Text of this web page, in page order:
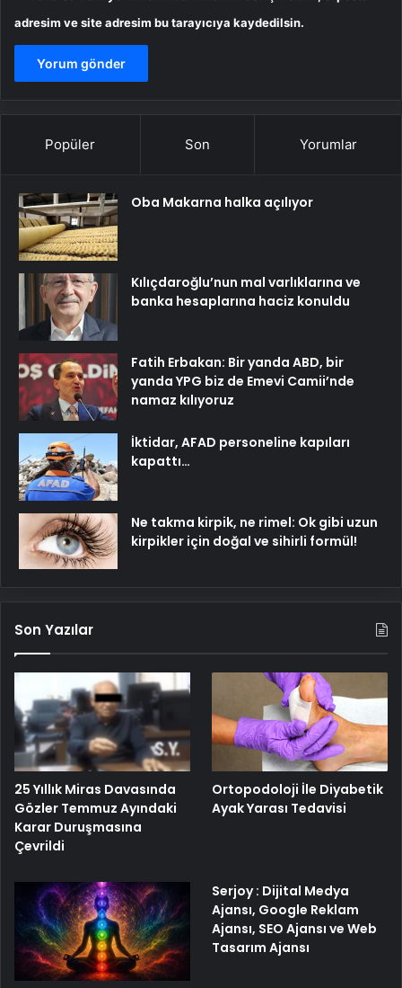
adresim ve site adresim bu tarayıcıya kaydedilsin.
Popüler Son Yorumlar
Oba Makarna halka açılıyor
Kılıçdaroğlu’nun mal varlıklarına ve
banka hesaplarına haciz konuldu
Fatih Erbakan: Bir yanda ABD, bir
yanda YPG biz de Emevi Camii’nde
namaz kılıyoruz
İktidar, AFAD personeline kapıları
kapattı…
Ne takma kirpik, ne rimel: Ok gibi uzun
kirpikler için doğal ve sihirli formül!
Son Yazılar
25 Yıllık Miras Davasında
Gözler Temmuz Ayındaki
Karar Duruşmasına
Çevrildi
Ortopodoloji İle Diyabetik
Ayak Yarası Tedavisi
Serjoy : Dijital Medya
Ajansı, Google Reklam
Ajansı, SEO Ajansı ve Web
Tasarım Ajansı